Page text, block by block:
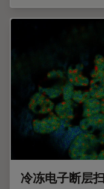
冷冻电子断层